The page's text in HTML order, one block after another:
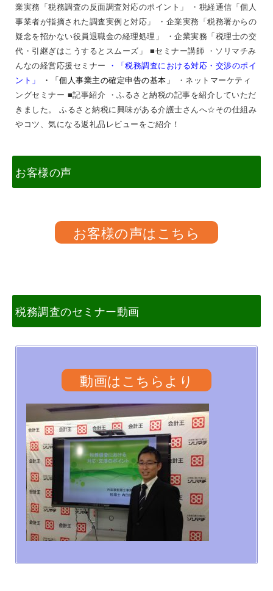
業実務「税務調査の反面調査対応のポイント」 ・税経通信「個人
事業者が指摘された調査実例と対応」 ・企業実務「税務署からの
疑念を招かない役員退職金の経理処理」 ・企業実務「税理士の交
代・引継ぎはこうするとスムーズ 」 ■セミナー講師 ・ソリマチみ
んなの経営応援セミナー ・
「税務調査における対応・交渉のポイ
ント」
・「個人事業主の確定申告の基本」
・ネットマーケティ
ングセミナー ■記事紹介 ・ふるさと納税の記事を紹介していただ
きました。 ふるさと納税に興味がある介護士さんへ☆その仕組み
やコツ、気になる返礼品レビューをご紹介！
お客様の声
お客様の声はこちら
税務調査のセミナー動画
動画はこちらより